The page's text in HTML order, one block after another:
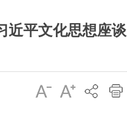
近平文化思想座谈